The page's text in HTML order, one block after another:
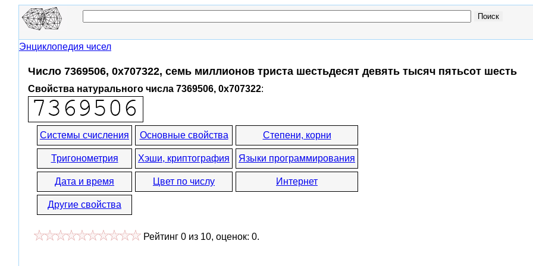
Энциклопедия чисел
Число 7369506, 0x707322, семь миллионов триста шестьдесят девять тысяч пятьсот шесть
Свойства натурального числа 7369506, 0x707322:
Системы счисления Основные свойства Степени, корни
Тригонометрия Хэши, криптография Языки программирования
Дата и время Цвет по числу Интернет
Другие свойства
Рейтинг 0 из 10, оценок: 0.